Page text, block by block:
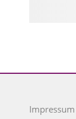
Impressum